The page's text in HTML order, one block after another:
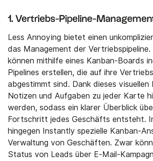
1. Vertriebs-Pipeline-
Less Annoying bietet einen
das Management der
können mithilfe eines Kanban-Boards
Pipelines erstellen, die auf ihre
abgestimmt sind. Dank dieses visuellen
Notizen und Aufgaben zu jeder Karte
werden, sodass ein klarer Überblick
Fortschritt jedes Geschäfts entsteht.
hingegen Instantly spezielle Kanban-
Verwaltung von Geschäften. Zwar
Status von Leads über E-Mail-